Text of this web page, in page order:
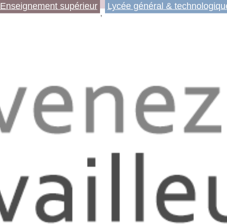
Enseignement supérieur
,
Lycée général &